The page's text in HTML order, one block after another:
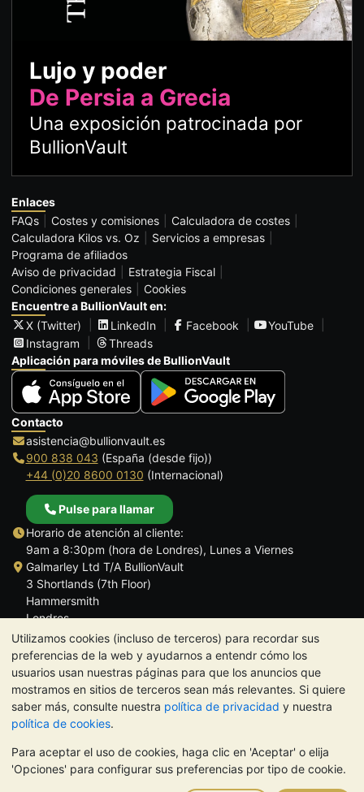
Utilizamos cookies (incluso de terceros) para recordar sus
preferencias de la web y ayudarnos a entendr cómo los
usuarios usan nuestras páginas para que los anuncios que
mostramos en sitios de terceros sean más relevantes. Si quiere
saber más, consulte nuestra política de privacidad y nuestra
política de cookies.
Para aceptar el uso de cookies, haga clic en 'Aceptar' o elija
'Opciones' para configurar sus preferencias por tipo de cookie.
Lujo y poder
De Persia a Grecia
Una exposición patrocinada por
BullionVault
Enlaces
FAQs
Costes y comisiones
Calculadora de costes
Calculadora Kilos vs. Oz
Servicios a empresas
Programa de afiliados
Aviso de privacidad
Estrategia Fiscal
Condiciones generales
Cookies
Encuentre a BullionVault en:
X (Twitter)
LinkedIn Facebook
YouTube
Instagram
Threads
Aplicación para móviles de BullionVault
Contacto
asistencia@bullionvault.es
900 838 043 (España (desde fijo))
+44 (0)20 8600 0130 (Internacional)
Pulse para llamar
Horario de atención al cliente:
9am a 8:30pm (hora de Londres), Lunes a Viernes
Galmarley Ltd T/A BullionVault
3 Shortlands (7th Floor)
Hammersmith
Londres
W6 8DA
Reino Unido
NOTA: El valor de los metales preciosos puede tanto bajar como
subir. Las tendencias históricas no garantizan la evolución
futura de los precios. Nada de lo contenido en los sitios web de